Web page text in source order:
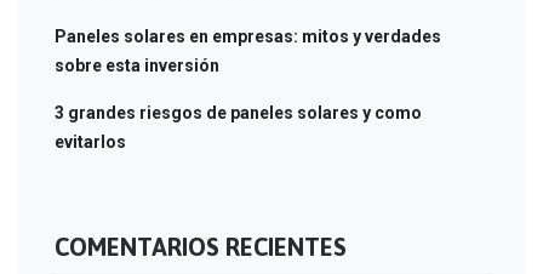
Paneles solares en empresas: mitos y verdades
sobre esta inversión
3 grandes riesgos de paneles solares y como
evitarlos
COMENTARIOS RECIENTES